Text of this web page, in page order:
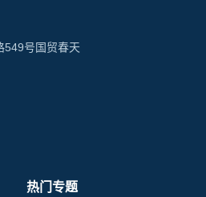
549号国贸春天
热门专题